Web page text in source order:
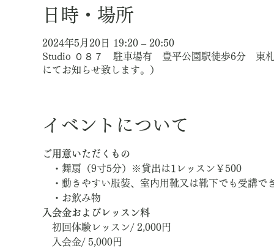
日時・場所
2024年5月20日 19:20 – 20:50
Studio ０８７ 駐車場有 豊平公園駅徒歩6分 東札
にてお知らせ致します。）
イベントについて
ご用意いただくもの
・舞扇（9寸5分）※貸出は1レッスン￥500
・動きやすい服装、室内用靴又は靴下でも受講で
・お飲み物
入会金およびレッスン料
初回体験レッスン/ 2,000円
入会金/ 5,000円